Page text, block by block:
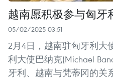
越南愿积极参与匈牙
05/02/2025 03:51
2月4日，越南驻匈牙利大
利大使巴纳克(Michael
牙利、越南与梵蒂冈的关